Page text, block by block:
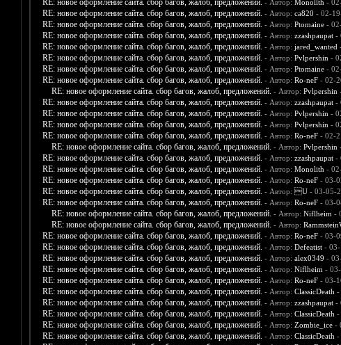
RE: новое оформление сайта. сбор багов, жалоб, предложений. - Автор: Monolith -
RE: новое оформление сайта. сбор багов, жалоб, предложений. - Автор: ca820 - 02-
RE: новое оформление сайта. сбор багов, жалоб, предложений. - Автор: Ptomaine-
RE: новое оформление сайта. сбор багов, жалоб, предложений. - Автор: zzashpaupat-
RE: новое оформление сайта. сбор багов, жалоб, предложений. - Автор: jared_wanted
RE: новое оформление сайта. сбор багов, жалоб, предложений. - Автор: Pvlpershin -
RE: новое оформление сайта. сбор багов, жалоб, предложений. - Автор: Ptomaine-
RE: новое оформление сайта. сбор багов, жалоб, предложений. - Автор: Ro-neF- 02-
RE: новое оформление сайта. сбор багов, жалоб, предложений. - Автор: Pvlpershin
RE: новое оформление сайта. сбор багов, жалоб, предложений. - Автор: zzashpaupat-
RE: новое оформление сайта. сбор багов, жалоб, предложений. - Автор: Pvlpershin -
RE: новое оформление сайта. сбор багов, жалоб, предложений. - Автор: Pvlpershin -
RE: новое оформление сайта. сбор багов, жалоб, предложений. - Автор: Ro-neF- 02-
RE: новое оформление сайта. сбор багов, жалоб, предложений. - Автор: Pvlpershin
RE: новое оформление сайта. сбор багов, жалоб, предложений. - Автор: zzashpaupat-
RE: новое оформление сайта. сбор багов, жалоб, предложений. - Автор: Monolith -
RE: новое оформление сайта. сбор багов, жалоб, предложений. - Автор: Ro-neF- 03-
RE: новое оформление сайта. сбор багов, жалоб, предложений. - Автор: U- 03-05-
RE: новое оформление сайта. сбор багов, жалоб, предложений. - Автор: Ro-neF- 03-
RE: новое оформление сайта. сбор багов, жалоб, предложений. - Автор: Niflheim -
RE: новое оформление сайта. сбор багов, жалоб, предложений. - Автор:
RE: новое оформление сайта. сбор багов, жалоб, предложений. - Автор: Ro-neF- 03-
RE: новое оформление сайта. сбор багов, жалоб, предложений. - Автор: Defeatist- 03-
RE: новое оформление сайта. сбор багов, жалоб, предложений. - Автор: alex0349 -
RE: новое оформление сайта. сбор багов, жалоб, предложений. - Автор: Niflheim -
RE: новое оформление сайта. сбор багов, жалоб, предложений. - Автор: Ro-neF- 03-
RE: новое оформление сайта. сбор багов, жалоб, предложений. - Автор: ClassicDeath -
RE: новое оформление сайта. сбор багов, жалоб, предложений. - Автор: zzashpaupat-
RE: новое оформление сайта. сбор багов, жалоб, предложений. - Автор: ClassicDeath -
RE: новое оформление сайта. сбор багов, жалоб, предложений. - Автор: Zombie_ice-
RE: новое оформление сайта. сбор багов, жалоб, предложений. - Автор: ClassicDeath -